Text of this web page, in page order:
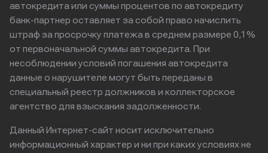
автокредита или суммы процентов по автокредиту
банк-партнер оставляет за собой право начислить
штраф за просрочку платежа в среднем размере 0,1%
от первоначальной суммы автокредита. При
несоблюдении условий погашения автокредита
данные о нарушителе могут быть переданы в
специальный реестр должников и коллекторское
агентство для взыскания задолженности.
Данный Интернет-сайт носит исключительно
информационный характер и ни при каких условиях не